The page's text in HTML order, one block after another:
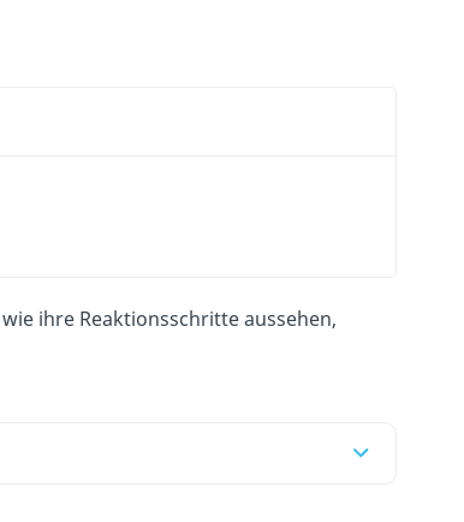
ihre Reaktionsschritte aussehen,